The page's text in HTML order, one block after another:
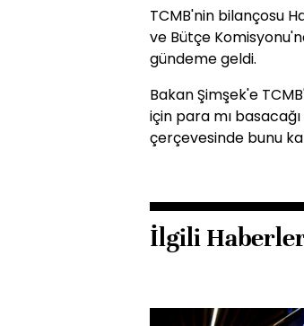
TCMB'nin bilançosu
ve Bütçe
gündeme geldi.
Bakan Şimşek'e
için para mı
çerçevesinde bunu
İlgili